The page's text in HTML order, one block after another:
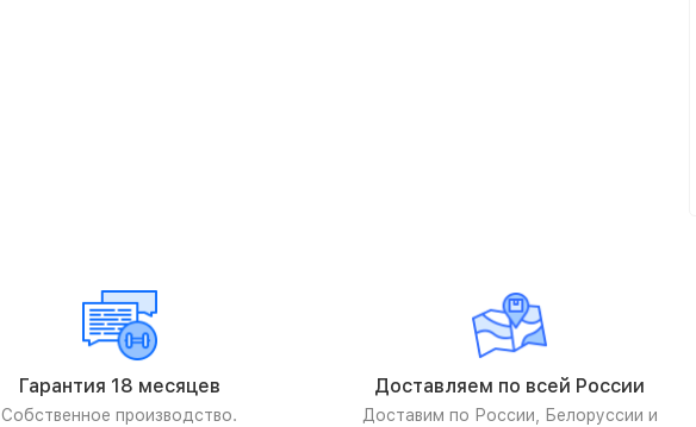
Гарантия 18 месяцев
Собственное производство.
Доставляем по всей России
Доставим по России, Белоруссии и